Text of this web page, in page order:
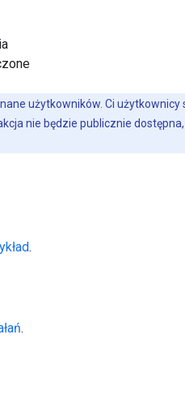
użytkowników. Ci użytkownicy
nie będzie publicznie dostępna,
.
.